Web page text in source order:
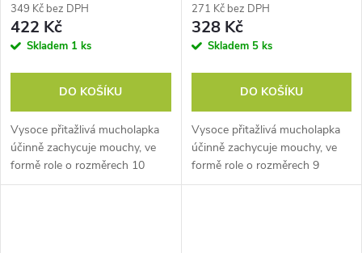
349 Kč bez DPH
422 Kč
Skladem 1 ks
DO KOŠÍKU
Vysoce přitažlivá mucholapka
účinně zachycuje mouchy, ve
formě role o rozměrech 10
metrů na 40 centimetrů.
271 Kč bez DPH
328 Kč
Skladem 5 ks
DO KOŠÍKU
Vysoce přitažlivá mucholapka
účinně zachycuje mouchy, ve
formě role o rozměrech 9
metrů na 30 centimetrů. Má